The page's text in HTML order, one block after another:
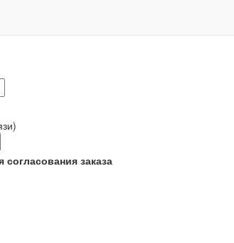
согласования заказа